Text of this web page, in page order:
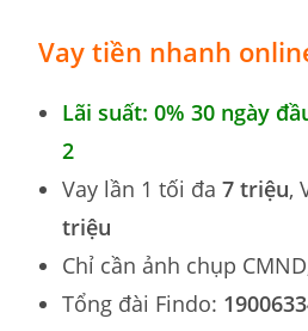
Vay tiền nhanh
Lãi suất: 0% 30 ngày
2
Vay lần 1 tối đa7 triệu,
triệu
Chỉ cần ảnh chụp
Tổng đài Findo: